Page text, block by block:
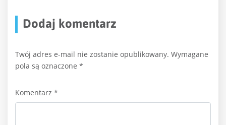
Dodaj komentarz
Twój adres e-mail nie zostanie opublikowany. Wymagane
pola są oznaczone *
Komentarz *